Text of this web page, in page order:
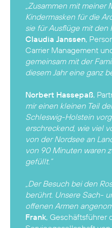
„Zusammen mit meiner
Kindermasken für die
sie für Ausflüge mit den
Claudia Janssen,
Carrier Management
gemeinsam mit der
diesem Jahr eine ganz
Norbert Hassepaß,
mir einen kleinen Teil
Schleswig-Holstein
erschreckend, wie viel
von der Nordsee an
von 90 Minuten waren
gefüllt.“
„Der Besuch bei den
berührt. Unsere Sach-
offenen Armen
Frank, Geschäftsführer